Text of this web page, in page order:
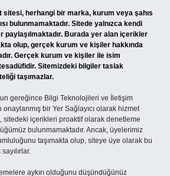
sitesi, herhangi bir marka, kurum veya şahıs
bulunmamaktadır. Sitede yalnızca kendi
paylaşılmaktadır. Burada yer alan içerikler
olup, gerçek kurum ve kişiler hakkında
Gerçek kurum ve kişiler ile isim
Sitemizdeki bilgiler taslak
taşımazlar.
gereğince Bilgi Teknolojileri ve İletişim
onaylanmış bir Yer Sağlayıcı olarak hizmet
sitedeki içerikleri proaktif olarak denetleme
bulunmamaktadır. Ancak, üyelerimiz
taşımakta olup, siteye üye olarak bu
aykırı olduğunu düşündüğünüz